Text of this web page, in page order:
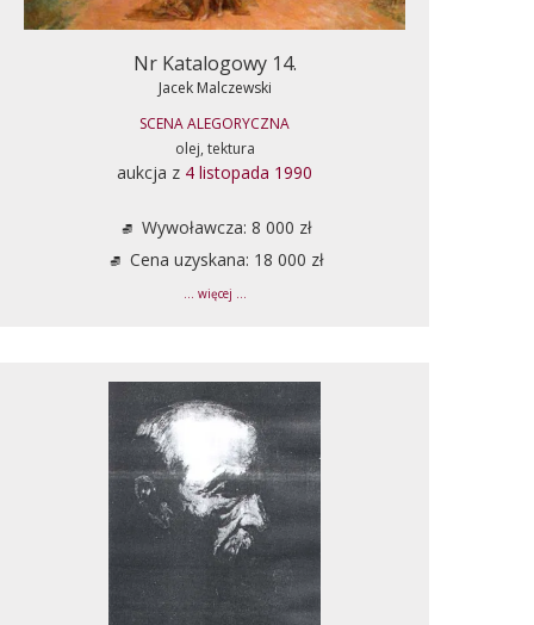
Nr Katalogowy 14.
Jacek Malczewski
SCENA ALEGORYCZNA
olej, tektura
aukcja z 4 listopada 1990
Wywoławcza: 8 000 zł
Cena uzyskana: 18 000 zł
... więcej ...